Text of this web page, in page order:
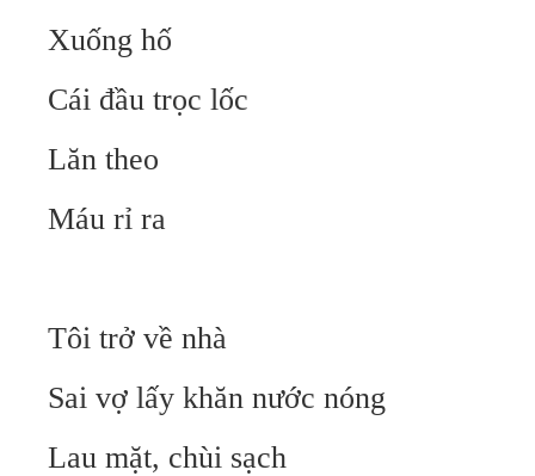
Xuống hố
Cái đầu trọc lốc
Lăn theo
Máu rỉ ra
Tôi trở về nhà
Sai vợ lấy khăn nước nóng
Lau mặt, chùi sạch